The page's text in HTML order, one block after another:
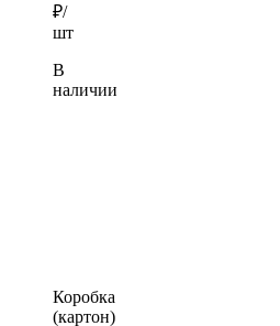
₽/
шт
В
наличии
Коробка
(картон)